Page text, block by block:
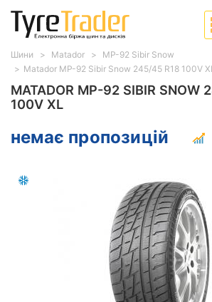
MATADOR MP-92 SIBIR SNOW
100V XL
немає пропозицій
Шини Matador
MP-92 Sibir Snow
Matador MP-92 Sibir Snow 245/45 R18 100V